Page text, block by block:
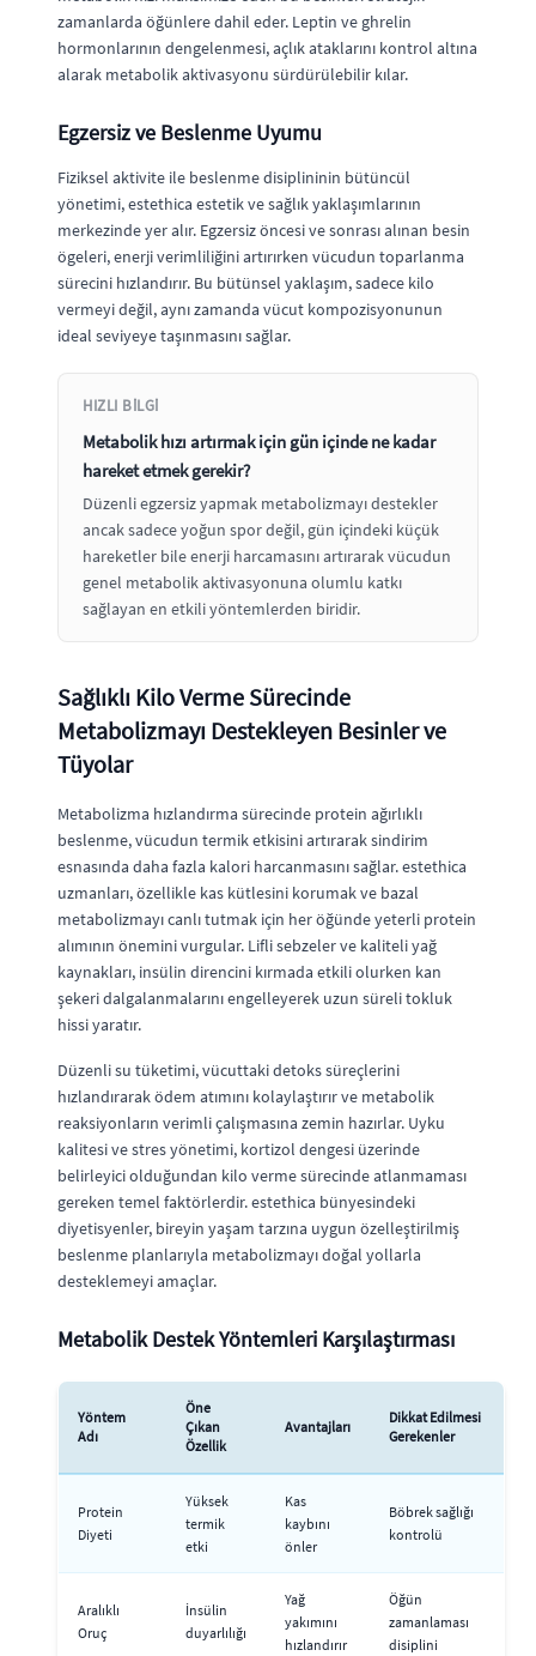
zamanlarda öğünlere dahil eder. Leptin ve ghrelin
hormonlarının dengelenmesi, açlık ataklarını kontrol altına
alarak metabolik aktivasyonu sürdürülebilir kılar.
Egzersiz ve Beslenme Uyumu
Fiziksel aktivite ile beslenme disiplininin bütüncül
yönetimi, estethica estetik ve sağlık yaklaşımlarının
merkezinde yer alır. Egzersiz öncesi ve sonrası alınan besin
ögeleri, enerji verimliliğini artırırken vücudun toparlanma
sürecini hızlandırır. Bu bütünsel yaklaşım, sadece kilo
vermeyi değil, aynı zamanda vücut kompozisyonunun
ideal seviyeye taşınmasını sağlar.
HIZLI BILGI
Metabolik hızı artırmak için gün içinde ne kadar
hareket etmek gerekir?
Düzenli egzersiz yapmak metabolizmayı destekler
ancak sadece yoğun spor değil, gün içindeki küçük
hareketler bile enerji harcamasını artırarak vücudun
genel metabolik aktivasyonuna olumlu katkı
sağlayan en etkili yöntemlerden biridir.
Sağlıklı Kilo Verme Sürecinde
Metabolizmayı Destekleyen Besinler ve
Tüyolar
Metabolizma hızlandırma sürecinde protein ağırlıklı
beslenme, vücudun termik etkisini artırarak sindirim
esnasında daha fazla kalori harcanmasını sağlar. estethica
uzmanları, özellikle kas kütlesini korumak ve bazal
metabolizmayı canlı tutmak için her öğünde yeterli protein
alımının önemini vurgular. Lifli sebzeler ve kaliteli yağ
kaynakları, insülin direncini kırmada etkili olurken kan
şekeri dalgalanmalarını engelleyerek uzun süreli tokluk
hissi yaratır.
Düzenli su tüketimi, vücuttaki detoks süreçlerini
hızlandırarak ödem atımını kolaylaştırır ve metabolik
reaksiyonların verimli çalışmasına zemin hazırlar. Uyku
kalitesi ve stres yönetimi, kortizol dengesi üzerinde
belirleyici olduğundan kilo verme sürecinde atlanmaması
gereken temel faktörlerdir. estethica bünyesindeki
diyetisyenler, bireyin yaşam tarzına uygun özelleştirilmiş
beslenme planlarıyla metabolizmayı doğal yollarla
desteklemeyi amaçlar.
Metabolik Destek Yöntemleri Karşılaştırması
Yöntem
Adı
Öne
Çıkan
Özellik
Avantajları
Dikkat Edilmesi
Gerekenler
Protein
Diyeti
Yüksek
termik
etki
Kas
kaybını
önler
Böbrek sağlığı
kontrolü
Aralıklı
Oruç
İnsülin
duyarlılığı
Yağ
yakımını
hızlandırır
Öğün
zamanlaması
disiplini